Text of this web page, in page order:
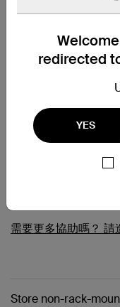
redirected
YES
需要更多協助嗎？ 請
Store non-rack-